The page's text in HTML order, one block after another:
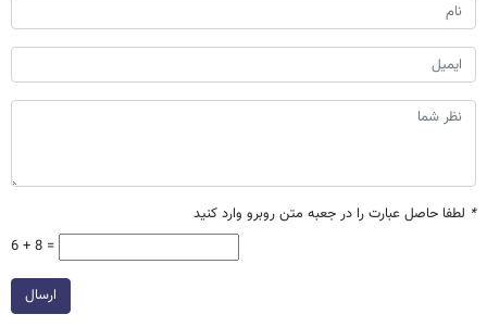
* لطفا حاصل عبارت را در جعبه متن روبرو وارد کنید
6 + 8 =
ارسال